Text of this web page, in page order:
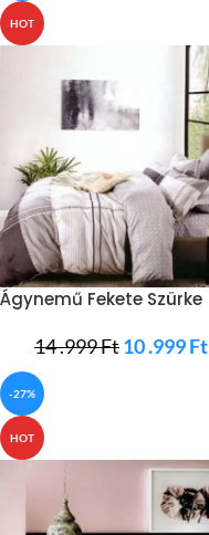
HOT
Ágynemű Fekete Szürke
14 .999Ft10 .999Ft
-27%
HOT